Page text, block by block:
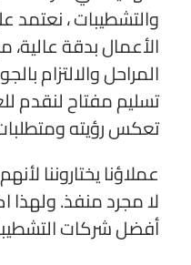
والتشطيبات ، نعتمد
الأعمال بدقة
المراحل والالتزام
تسليم مفتاح لنقدم
تعكس رؤيته
عملاؤنا يختاروننا
لا مجرد منفذ. ولهذا
أفضل شركات